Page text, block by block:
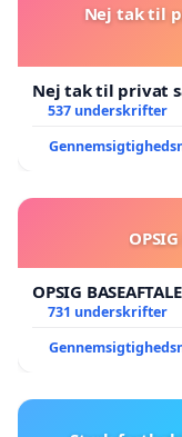
Nej tak til
Nej tak til privat
537 underskrifter
OPSIG
731 underskrifter